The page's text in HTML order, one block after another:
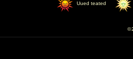
Uued teated
©